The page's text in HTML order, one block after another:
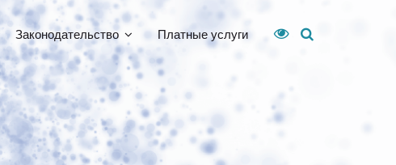
Законодательство Платные услуги